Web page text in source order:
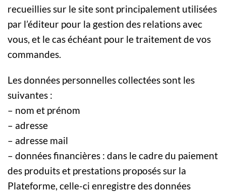
recueillies sur le site sont principalement utilisées
par l’éditeur pour la gestion des relations avec
vous, et le cas échéant pour le traitement de vos
commandes.
Les données personnelles collectées sont les
suivantes :
– nom et prénom
– adresse
– adresse mail
– données financières : dans le cadre du paiement
des produits et prestations proposés sur la
Plateforme, celle-ci enregistre des données